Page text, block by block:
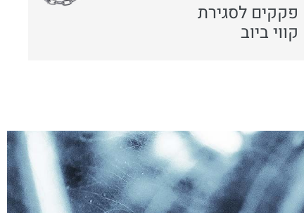
פקקים לסגירת
קווי ביוב